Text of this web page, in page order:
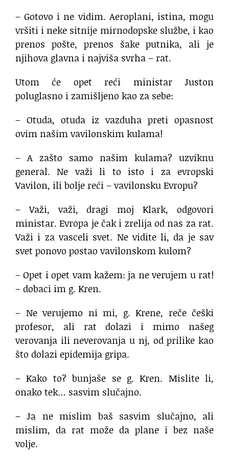
– Gotovo i ne vidim. Aeroplani, istina, mogu
vršiti i neke sitnije mirnodopske službe, i kao
prenos pošte, prenos šake putnika, ali je
njihova glavna i najviša svrha – rat.
Utom će opet reći ministar Juston
poluglasno i zamišljeno kao za sebe:
– Otuda, otuda iz vazduha preti opasnost
ovim našim vavilonskim kulama!
– A zašto samo našim kulama? uzviknu
general. Ne važi li to isto i za evropski
Vavilon, ili bolje reći – vavilonsku Evropu?
– Važi, važi, dragi moj Klark, odgovori
ministar. Evropa je čak i zrelija od nas za rat.
Važi i za vasceli svet. Ne vidite li, da je sav
svet ponovo postao vavilonskom kulom?
– Opet i opet vam kažem: ja ne verujem u rat!
– dobaci im g. Kren.
– Ne verujemo ni mi, g. Krene, reče češki
profesor, ali rat dolazi i mimo našeg
verovanja ili neverovanja u nj, od prilike kao
što dolazi epidemija gripa.
– Kako to? bunjaše se g. Kren. Mislite li,
onako tek… sasvim slučajno.
– Ja ne mislim baš sasvim slučajno, ali
mislim, da rat može da plane i bez naše
volje.